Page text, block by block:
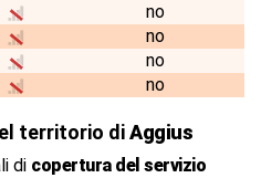
no
no
no
no
territorio diAggius
di copertura del servizio